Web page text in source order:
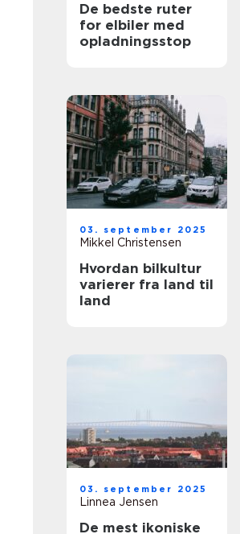
De bedste ruter
for elbiler med
opladningsstop
03. september 2025
Mikkel Christensen
Hvordan bilkultur
varierer fra land til
land
03. september 2025
Linnea Jensen
De mest ikoniske